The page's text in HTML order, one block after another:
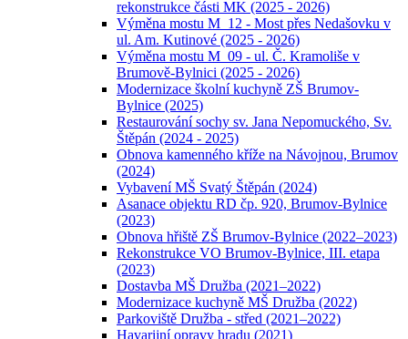
rekonstrukce části MK (2025 - 2026)
Výměna mostu M_12 - Most přes Nedašovku v
ul. Am. Kutinové (2025 - 2026)
Výměna mostu M_09 - ul. Č. Kramoliše v
Brumově-Bylnici (2025 - 2026)
Modernizace školní kuchyně ZŠ Brumov-
Bylnice (2025)
Restaurování sochy sv. Jana Nepomuckého, Sv.
Štěpán (2024 - 2025)
Obnova kamenného kříže na Návojnou, Brumov
(2024)
Vybavení MŠ Svatý Štěpán (2024)
Asanace objektu RD čp. 920, Brumov-Bylnice
(2023)
Obnova hřiště ZŠ Brumov-Bylnice (2022–2023)
Rekonstrukce VO Brumov-Bylnice, III. etapa
(2023)
Dostavba MŠ Družba (2021–2022)
Modernizace kuchyně MŠ Družba (2022)
Parkoviště Družba - střed (2021–2022)
Havarijní opravy hradu (2021)